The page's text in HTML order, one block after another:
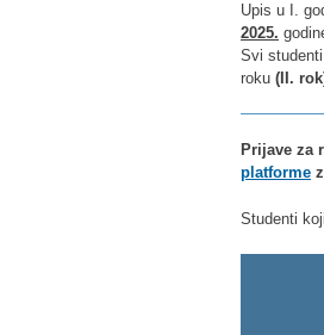
Upis u I.
2025.
Svi
roku (II.
Prijave za
platforme
Studenti